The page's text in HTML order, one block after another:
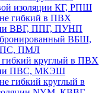
изоляции КГ, РПШ
гибкий в ПВХ
ВВГ, ППГ, ПУНП
бронированный ВБШ,
ПМЛ
круглый в ПВХ
ПВС, МКЭШ
гибкий круглый в